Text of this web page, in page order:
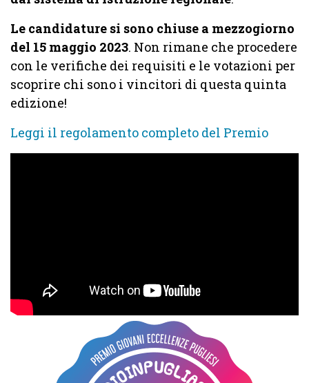
Le candidature si sono chiuse a mezzogiorno
del 15 maggio 2023. Non rimane che procedere
con le verifiche dei requisiti e le votazioni per
scoprire chi sono i vincitori di questa quinta
edizione!
Leggi il regolamento completo del Premio